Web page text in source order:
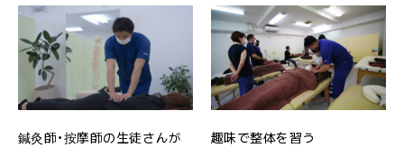
鍼灸師・按摩師の生徒さんが
趣味で整体を習う